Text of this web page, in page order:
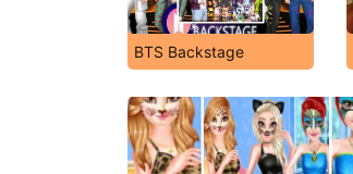
BTS Backstage